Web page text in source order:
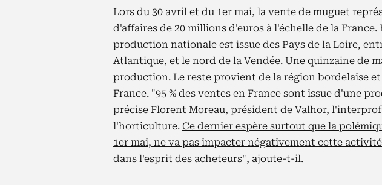
Lors du 30 avril et du 1er mai, la vente de muguet
d'affaires de 20 millions d'euros à l'échelle de la France.
production nationale est issue des Pays de la Loire,
Atlantique, et le nord de la Vendée. Une quinzaine de
production. Le reste provient de la région bordelaise
France. "95 % des ventes en France sont issue d'une
précise Florent Moreau, président de Valhor,
l'horticulture. Ce dernier espère surtout que la
1er mai, ne va pas impacter négativement cette
dans l'esprit des acheteurs", ajoute-t-il.